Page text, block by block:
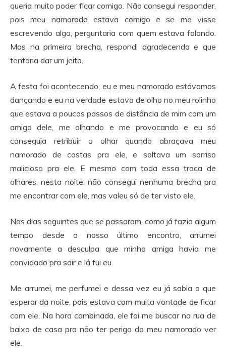
queria muito poder ficar comigo. Não consegui responder,
pois meu namorado estava comigo e se me visse
escrevendo algo, perguntaria com quem estava falando.
Mas na primeira brecha, respondi agradecendo e que
tentaria dar um jeito.
A festa foi acontecendo, eu e meu namorado estávamos
dançando e eu na verdade estava de olho no meu rolinho
que estava a poucos passos de distância de mim com um
amigo dele, me olhando e me provocando e eu só
conseguia retribuir o olhar quando abraçava meu
namorado de costas pra ele, e soltava um sorriso
malicioso pra ele. E mesmo com toda essa troca de
olhares, nesta noite, não consegui nenhuma brecha pra
me encontrar com ele, mas valeu só de ter visto ele.
Nos dias seguintes que se passaram, como já fazia algum
tempo desde o nosso último encontro, arrumei
novamente a desculpa que minha amiga havia me
convidado pra sair e lá fui eu.
Me arrumei, me perfumei e dessa vez eu já sabia o que
esperar da noite, pois estava com muita vontade de ficar
com ele. Na hora combinada, ele foi me buscar na rua de
baixo de casa pra não ter perigo do meu namorado ver
ele.